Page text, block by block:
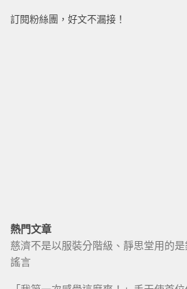
訂閱粉絲團，好文不漏接！
熱門文章
慈濟不是以服裝分階級、靜思堂用的
謠言